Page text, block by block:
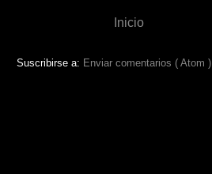
Inicio
Suscribirse a: Enviar comentarios ( Atom )